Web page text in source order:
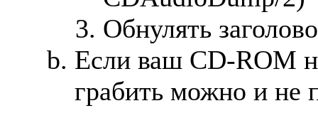
Обнулять
Если ваш CD-ROM
гpабить можно и не